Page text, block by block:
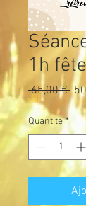
1h
65,00 €
Quantité *